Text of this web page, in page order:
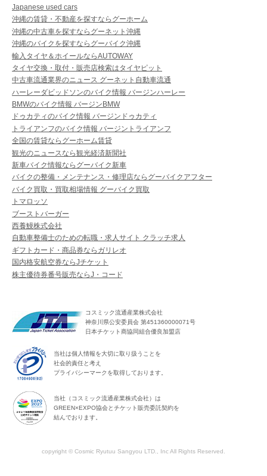
Japanese used cars
沖縄の賃貸・不動産を探すならグーホーム
沖縄の中古車を探すならグーネット沖縄
沖縄のバイクを探すならグーバイク沖縄
輸入タイヤ＆ホイールならAUTOWAY
タイヤ交換・取付・販売店検索はタイヤピット
中古車流通業界のニュース グーネット自動車流通
ハーレーダビッドソンのバイク情報 バージンハーレー
BMWのバイク情報 バージンBMW
ドゥカティのバイク情報 バージンドゥカティ
トライアンフのバイク情報 バージントライアンフ
全国の賃貸ならグーホーム賃貸
観光のニュースなら観光経済新聞社
新車バイク情報ならグーバイク新車
バイクの整備・メンテナンス・修理店ならグーバイクアフター
バイク買取・買取相場情報 グーバイク買取
トマロッソ
ブーストバーガー
西養鰻株式会社
自動車整備士のための転職・求人サイト クラッチ求人
ギフトカード・商品券ならガリレオ
国内格安航空券ならJチケット
株主優待券番号販売ならJ・コード
コスミック流通産業株式会社
神奈川県公安委員会 第451360000071号
日本チケット商協同組合優良加盟店
当社は個人情報を大切に取り扱うことを
社会的責任と考え
プライバシーマークを取得しております。
当社（コスミック流通産業株式会社）は
GREEN×EXPO協会とチケット販売委託契約を
結んでおります。
copyright © Cosmic Ryutuu Sangyou LTD., Inc All Rights Reserved.